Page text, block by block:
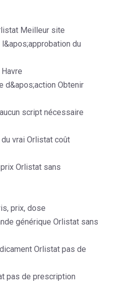
Meilleur site
du
d&apos;action Obtenir
script nécessaire
vrai Orlistat coût
Orlistat sans
prix, dose
générique Orlistat sans
Orlistat pas de
pas de prescription